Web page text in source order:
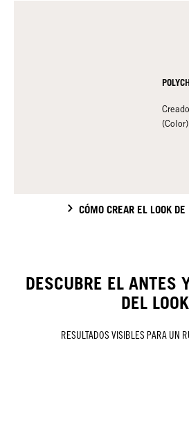
CÓMO CREAR EL LOOK DE
DESCUBRE EL ANTES
DEL LOOK
RESULTADOS VISIBLES PARA UN